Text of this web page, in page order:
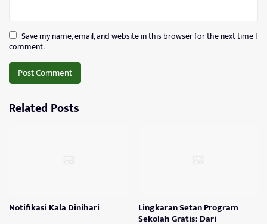
Save my name, email, and website in this browser for the next time I
comment.
Related Posts
Notifikasi Kala Dinihari Lingkaran Setan Program
Sekolah Gratis: Dari